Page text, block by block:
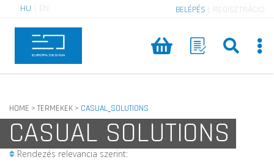
HU EN BELÉPÉS REGISZTRÁCIÓ
HOME > TERMEKEK > CASUAL_SOLUTIONS
CASUAL SOLUTIONS
Rendezés relevancia szerint: